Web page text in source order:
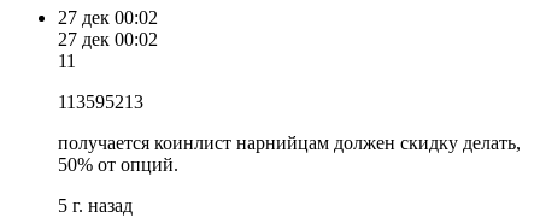
27 дек 00:02
27 дек 00:02
11
113595213
получается коинлист нарнийцам должен скидку делать,
50% от опций.
5 г. назад